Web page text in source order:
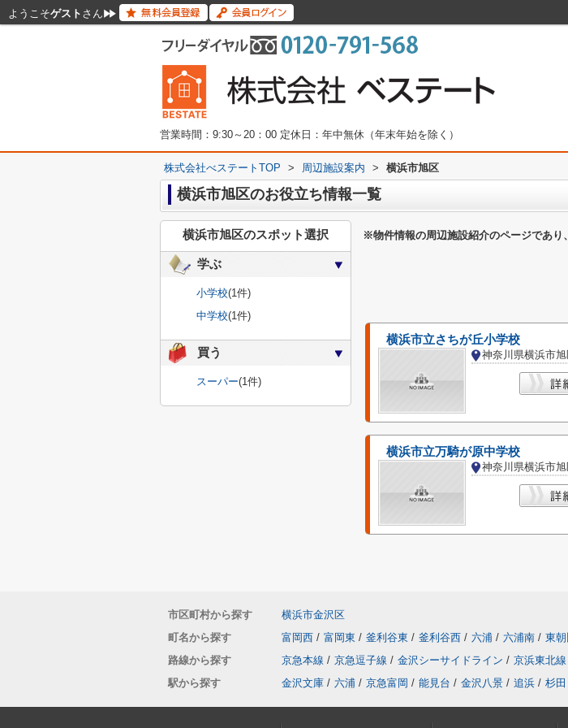
ようこそゲスト さん
営業時間：9:30～20：00 定休日：年中無休（年末年始を除く）
株式会社べステートTOP > 周辺施設案内 > 横浜市旭区
横浜市旭区のお役立ち情報一覧
※物件情報の周辺施設紹介のページであり
横浜市立さちが丘小学校
神奈川県横浜市
横浜市立万騎が原中学校
神奈川県横浜市
横浜市旭区のスポット選択
学ぶ
小学校(1件)
中学校(1件)
買う
スーパー(1件)
市区町村から探す
横浜市金沢区
町名から探す
富岡西 / 富岡東 / 釜利谷東 / 釜利谷西 / 六浦 / 六浦南 / 東
路線から探す
京急本線 / 京急逗子線 / 金沢シーサイドライン / 京浜東北線
駅から探す
金沢文庫 / 六浦 / 京急富岡 / 能見台 / 金沢八景 / 追浜 / 杉田